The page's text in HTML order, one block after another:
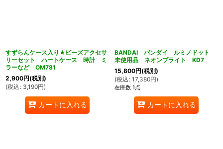
すずらんケース入り★ビーズアクセサ
リーセット ハートケース 時計 ミ
ラーなど OM781
2,900円(税別)
(税込 : 3,190円)
カートに入れる
BANDAI バンダイ ルミノドット
未使用品 ネオンブライト KD7
15,800円(税別)
(税込 : 17,380円)
在庫数 1点
カートに入れる